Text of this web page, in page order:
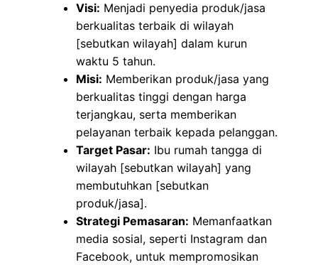
Visi: Menjadi penyedia produk/jasa
berkualitas terbaik di wilayah
[sebutkan wilayah] dalam kurun
waktu 5 tahun.
Misi: Memberikan produk/jasa yang
berkualitas tinggi dengan harga
terjangkau, serta memberikan
pelayanan terbaik kepada pelanggan.
Target Pasar: Ibu rumah tangga di
wilayah [sebutkan wilayah] yang
membutuhkan [sebutkan
produk/jasa].
Strategi Pemasaran: Memanfaatkan
media sosial, seperti Instagram dan
Facebook, untuk mempromosikan